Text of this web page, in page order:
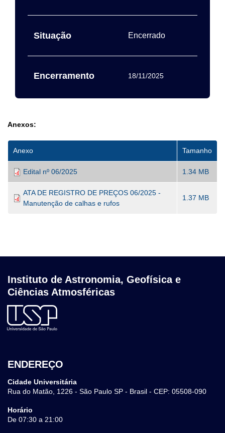
Situação Encerrado
Encerramento 18/11/2025
Anexos:
Anexo Tamanho
Edital nº 06/2025 1.34 MB
ATA DE REGISTRO DE PREÇOS 06/2025 -
Manutenção de calhas e rufos
1.37 MB
Instituto de Astronomia, Geofísica e
Ciências Atmosféricas
ENDEREÇO
Cidade Universitária
Rua do Matão, 1226 - São Paulo SP - Brasil - CEP: 05508-090
Horário
De 07:30 a 21:00